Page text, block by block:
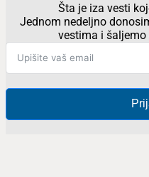
Šta je iza vesti
Jednom nedeljno
vestima i